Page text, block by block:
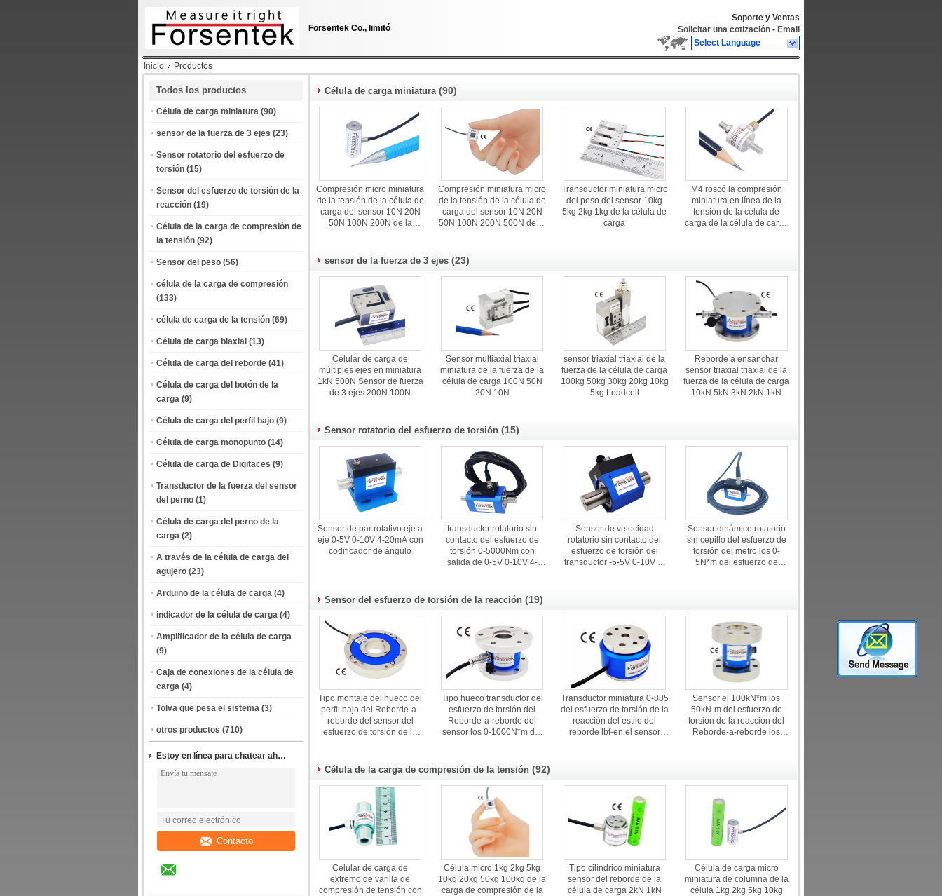
Forsentek Co., limitó
Soporte y Ventas
Solicitar una cotización - Email
Select Language
Inicio Productos
Todos los productos
Célula de carga miniatura (90)
sensor de la fuerza de 3 ejes (23)
Sensor rotatorio del esfuerzo de
torsión (15)
Sensor del esfuerzo de torsión de la
reacción (19)
Célula de la carga de compresión de
la tensión (92)
Sensor del peso (56)
célula de la carga de compresión
(133)
célula de carga de la tensión (69)
Célula de carga biaxial (13)
Célula de carga del reborde (41)
Célula de carga del botón de la
carga (9)
Célula de carga del perfil bajo (9)
Célula de carga monopunto (14)
Célula de carga de Digitaces (9)
Transductor de la fuerza del sensor
del perno (1)
Célula de carga del perno de la
carga (2)
A través de la célula de carga del
agujero (23)
Arduino de la célula de carga (4)
indicador de la célula de carga (4)
Amplificador de la célula de carga
(9)
Caja de conexiones de la célula de
carga (4)
Tolva que pesa el sistema (3)
otros productos (710)
Estoy en línea para chatear ahora
Contacto
Célula de carga miniatura (90)
Compresión micro miniatura
de la tensión de la célula de
carga del sensor 10N 20N
50N 100N 200N de la
Compresión miniatura micro
de la tensión de la célula de
carga del sensor 10N 20N
50N 100N 200N 500N de la
Transductor miniatura micro
del peso del sensor 10kg
5kg 2kg 1kg de la célula de
carga
M4 roscó la compresión
miniatura en línea de la
tensión de la célula de
carga de la célula de carga
sensor de la fuerza de 3 ejes (23)
Celular de carga de
múltiples ejes en miniatura
1kN 500N Sensor de fuerza
de 3 ejes 200N 100N
Sensor multiaxial triaxial
miniatura de la fuerza de la
célula de carga 100N 50N
20N 10N
sensor triaxial triaxial de la
fuerza de la célula de carga
100kg 50kg 30kg 20kg 10kg
5kg Loadcell
Reborde a ensanchar
sensor triaxial triaxial de la
fuerza de la célula de carga
10kN 5kN 3kN 2kN 1kN
Sensor rotatorio del esfuerzo de torsión (15)
Sensor de par rotativo eje a
eje 0-5V 0-10V 4-20mA con
codificador de ángulo
transductor rotatorio sin
contacto del esfuerzo de
torsión 0-5000Nm con
salida de 0-5V 0-10V 4-
Sensor de velocidad
rotatorio sin contacto del
esfuerzo de torsión del
transductor -5-5V 0-10V 4-
Sensor dinámico rotatorio
sin cepillo del esfuerzo de
torsión del metro los 0-
5N*m del esfuerzo de
Sensor del esfuerzo de torsión de la reacción (19)
Tipo montaje del hueco del
perfil bajo del Reborde-a-
reborde del sensor del
esfuerzo de torsión de la
Tipo hueco transductor del
esfuerzo de torsión del
Reborde-a-reborde del
sensor los 0-1000N*m del
Transductor miniatura 0-885
del esfuerzo de torsión de la
reacción del estilo del
reborde lbf-en el sensor
Sensor el 100kN*m los
50kN-m del esfuerzo de
torsión de la reacción del
Reborde-a-reborde los
Célula de la carga de compresión de la tensión (92)
Celular de carga de
extremo de varilla de
compresión de tensión con
Célula micro 1kg 2kg 5kg
10kg 20kg 50kg 100kg de la
carga de compresión de la
Tipo cilíndrico miniatura
sensor del reborde de la
célula de carga 2kN 1kN
Célula de carga micro
miniatura de columna de la
célula 1kg 2kg 5kg 10kg